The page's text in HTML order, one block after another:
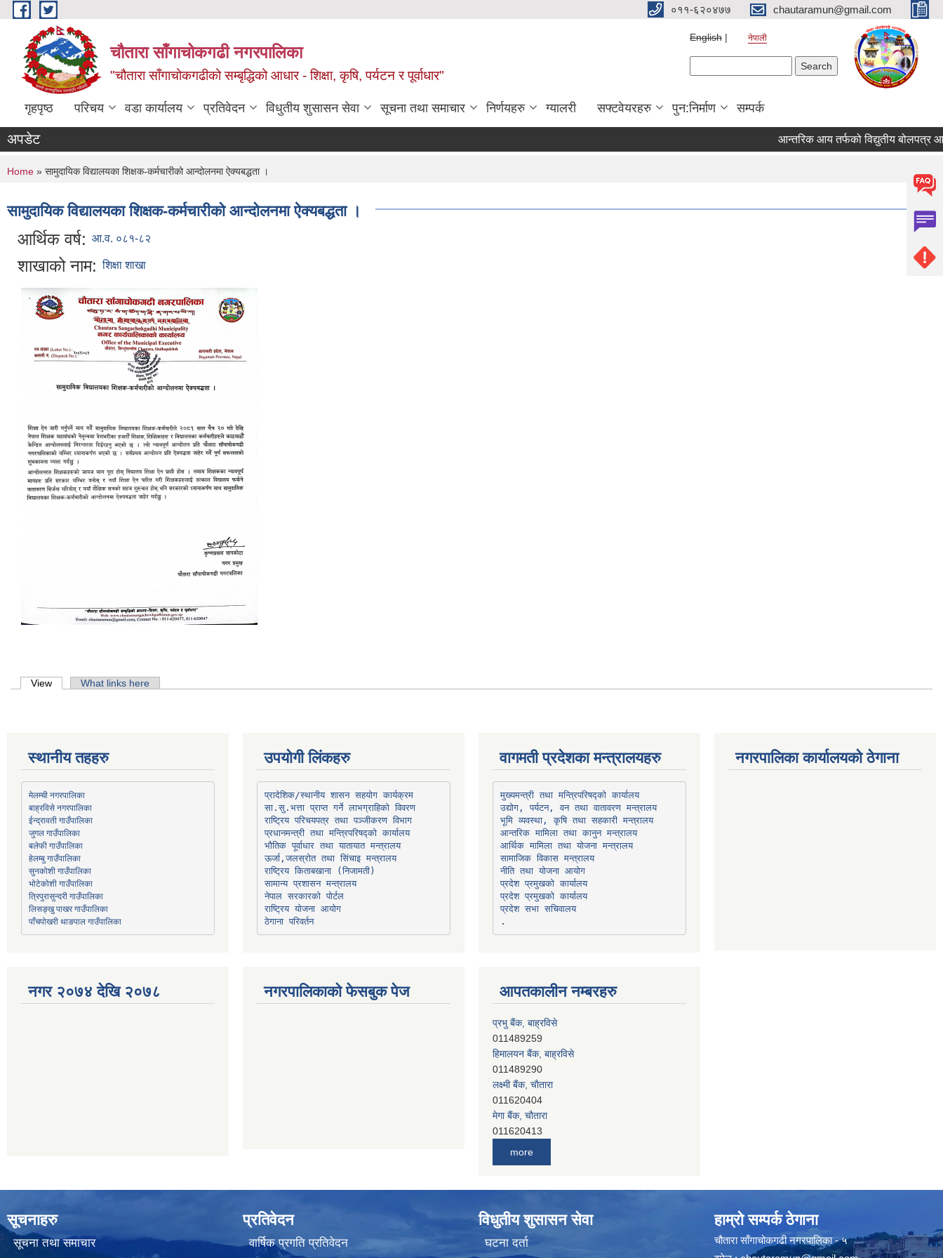
Skip to main content ०११-६२०४७७ chautaramun@gmail.com
चौतारा साँगाचोकगढी नगरपालिका
"चौतारा साँगाचोकगढीको सम्बृद्धिको आधार - शिक्षा, कृषि, पर्यटन र पूर्वाधार"
English नेपाली
गृहपृष्ठ परिचय वडा कार्यालय प्रतिवेदन विधुतीय शुसासन सेवा सूचना तथा समाचार निर्णयहरु ग्यालरी सफ्टवेयरहरु पुन:निर्माण सम्पर्क
अपडेट आन्तरिक आय तर्फको विद्युतीय बोलपत्र
You are here
Home » सामुदायिक विद्यालयका शिक्षक-कर्मचारीको आन्दोलनमा ऐक्यबद्धता ।
सामुदायिक विद्यालयका शिक्षक-कर्मचारीको आन्दोलनमा ऐक्यबद्धता ।
आर्थिक वर्ष: आ.व. ०८१-८२
शाखाको नाम: शिक्षा शाखा
Primary tabs
View (active tab)What links here
स्थानीय तहहरु
मेलम्ची नगरपालिका
बाह्रविसे नगरपालिका
ईन्द्रावती गाउँपालिका
जुगल गाउँपालिका
बलेफी गाउँपालिका
हेलम्बु गाउँपालिका
सुनकोशी गाउँपालिका
भोटेकोशी गाउँपालिका
त्रिपुरासुन्दरी गाउँपालिका
लिसङ्खु पाखर गाउँपालिका
पाँचपोखरी थाङपाल गाउँपालिका
नगर २०७४ देखि २०७८
उपयोगी लिंकहरु
प्रादेशिक/स्थानीय शासन सहयोग कार्यक्रम
सा.सु.भत्ता प्राप्त गर्ने लाभग्राहिको विवरण
राष्ट्रिय परिचयपत्र तथा पञ्‍जीकरण विभाग
प्रधानमन्त्री तथा मन्त्रिपरिषद्को कार्यालय
भौतिक पूर्वाधार तथा यातायात मन्त्रालय
ऊर्जा,जलस्रोत तथा सिंचाइ मन्त्रालय
सामान्य प्रशासन मन्त्रालय
नेपाल सरकारको पोर्टल
राष्ट्रिय योजना आयोग
ठेगाना परिवर्तन
नगरपालिकाको फेसबुक पेज
वागमती प्रदेशका मन्त्रालयहरु
मुख्यमन्त्री तथा मन्त्रिपरिषद्को कार्यालय
उद्योग, पर्यटन, वन तथा वातावरण मन्त्रालय
भूमि व्यवस्था, कृषि तथा सहकारी मन्त्रालय
आन्तरिक मामिला तथा कानुन मन्त्रालय
आर्थिक मामिला तथा योजना मन्त्रालय
सामाजिक विकास मन्त्रालय
नीति तथा योजना आयोग
प्रदेश प्रमुखको कार्यालय
प्रदेश प्रमुखको कार्यालय
प्रदेश सभा सचिवालय
आपतकालीन नम्बरहरु
प्रभु बैंक, बाह्रविसे
011489259
हिमालयन बैंक, बाह्रविसे
011489290
लक्ष्मी बैंक, चाैतारा
011620404
मेगा बैंक, चाैतारा
011620413
जनता बैंक, चाैतारा
011620406
011403051
सिभिल बैंक, मेलम्ची
011401055
नेपाल क्रेडिट एण्ड कमर्स बैंक, चाैतारा
011620402
more
नगरपालिका कार्यालयको ठेगाना
सूचनाहरु
सूचना तथा समाचार
प्रतिवेदन
वार्षिक प्रगति प्रतिवेदन
विधुतीय शुसासन सेवा
घटना दर्ता
हाम्रो सम्पर्क ठेगाना
चौतारा साँगाचोकगढी नगरपालिका - ५